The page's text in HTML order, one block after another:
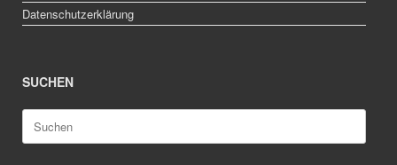
Datenschutzerklärung
SUCHEN
nach: